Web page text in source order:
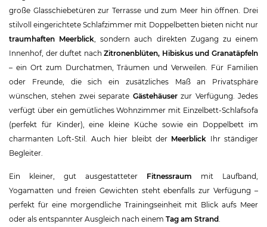
große Glasschiebetüren zur Terrasse und zum Meer hin öffnen. Drei
stilvoll eingerichtete Schlafzimmer mit Doppelbetten bieten nicht nur
traumhaften Meerblick , sondern auch direkten Zugang zu einem
Innenhof, der duftet nachZitronenblüten, Hibiskus und Granatäpfeln
– ein Ort zum Durchatmen, Träumen und Verweilen. Für Familien
oder Freunde, die sich ein zusätzliches Maß an Privatsphäre
wünschen, stehen zwei separate Gästehäuserzur Verfügung. Jedes
verfügt über ein gemütliches Wohnzimmer mit Einzelbett-Schlafsofa
(perfekt für Kinder), eine kleine Küche sowie ein Doppelbett im
charmanten Loft-Stil. Auch hier bleibt der Meerblick Ihr ständiger
Begleiter.
Ein kleiner, gut ausgestatteter Fitnessraum mit Laufband,
Yogamatten und freien Gewichten steht ebenfalls zur Verfügung –
perfekt für eine morgendliche Trainingseinheit mit Blick aufs Meer
oder als entspannter Ausgleich nach einem Tag am Strand